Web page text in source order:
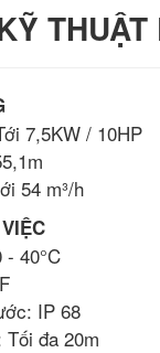
7,5KW / 10HP
54 m³/h
40°C
IP 68
đa 20m